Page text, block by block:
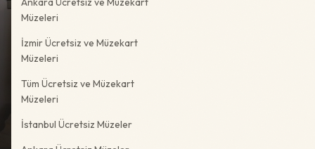
Müzeleri
İzmir Ücretsiz ve Müzekart
Müzeleri
Tüm Ücretsiz ve Müzekart
Müzeleri
İstanbul Ücretsiz Müzeler